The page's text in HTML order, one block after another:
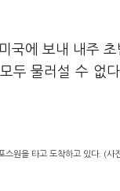
국에 보내 내주
두 물러설 수 없
원을 타고 도착하고 있다. (사